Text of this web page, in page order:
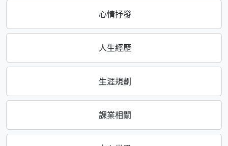
心情抒發
人生經歷
生涯規劃
課業相關